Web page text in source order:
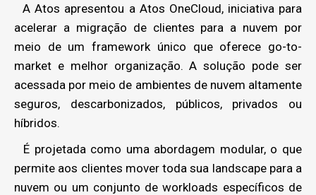
A Atos apresentou a Atos OneCloud, iniciativa para
acelerar a migração de clientes para a nuvem por
meio de um framework único que oferece go-to-
market e melhor organização. A solução pode ser
acessada por meio de ambientes de nuvem altamente
seguros, descarbonizados, públicos, privados ou
híbridos.
É projetada como uma abordagem modular, o que
permite aos clientes mover toda sua landscape para a
nuvem ou um conjunto de workloads específicos de